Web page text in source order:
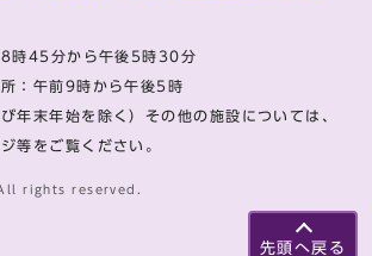
先頭へ戻る
8時45分から午後5時30分
所：午前9時から午後5時
年末年始を除く）その他の施設については、
等をご覧ください。
rights reserved.